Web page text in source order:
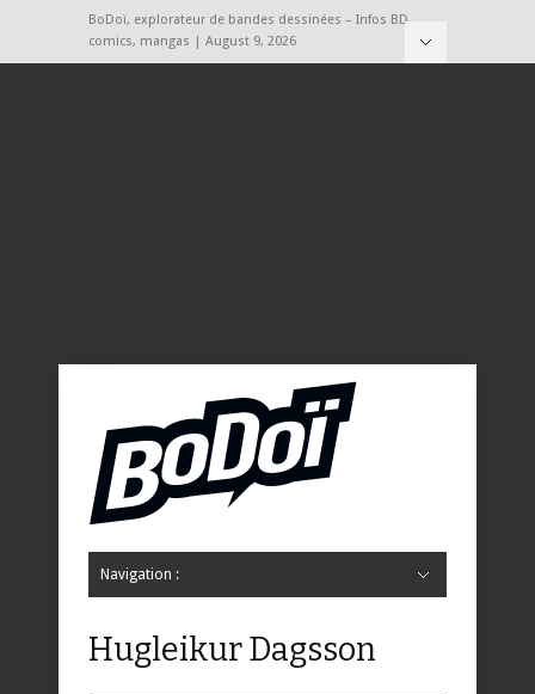
BoDoï, explorateur de bandes dessinées – Infos BD,
comics, mangas | August 9, 2026
Navigation :
Hugleikur Dagsson